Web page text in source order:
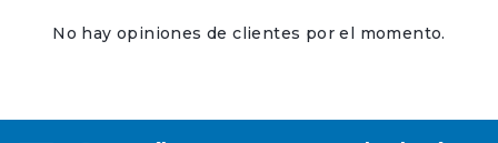
No hay opiniones de clientes por el momento.